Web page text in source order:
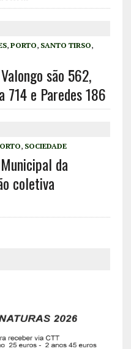
, PORTO, SANTO TIRSO,
são 562,
714 e Paredes 186
, SOCIEDADE
da
coletiva